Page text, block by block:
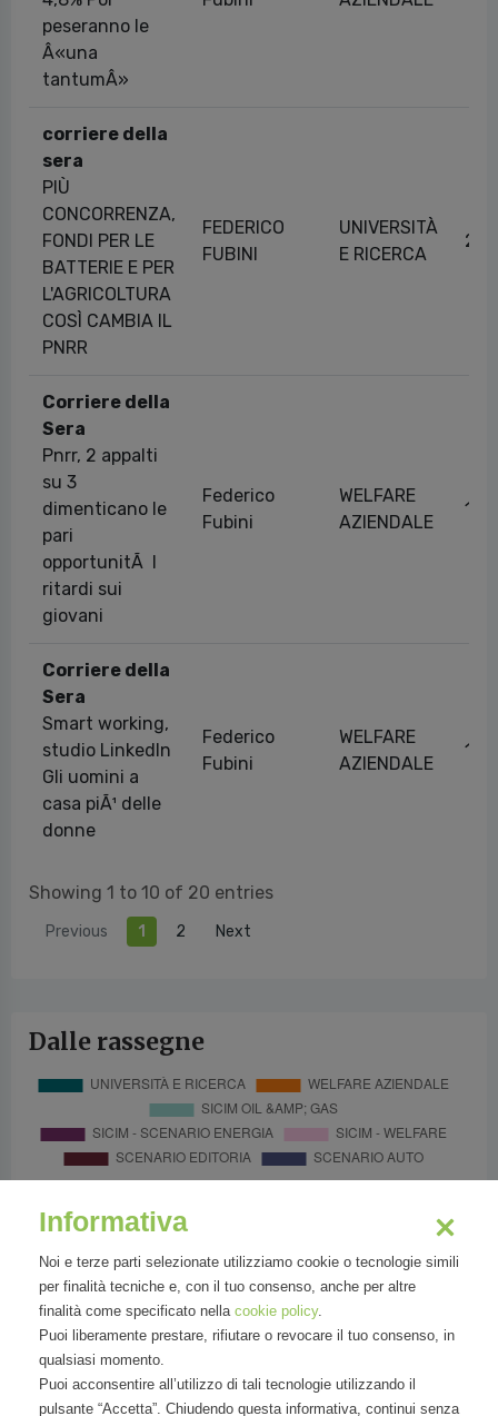
peseranno le
Â«una
tantumÂ»
corriere della
sera
PIÙ
CONCORRENZA,
FONDI PER LE
BATTERIE E PER
L'AGRICOLTURA
COSÌ CAMBIA IL
PNRR
FEDERICO
FUBINI
UNIVERSITÀ
E RICERCA
25/
Corriere della
Sera
Pnrr, 2 appalti
su 3
dimenticano le
pari
opportunitÃ I
ritardi sui
giovani
Federico
Fubini
WELFARE
AZIENDALE
16/
Corriere della
Sera
Smart working,
studio LinkedIn
Gli uomini a
casa piÃ¹ delle
donne
Federico
Fubini
WELFARE
AZIENDALE
17/
Showing 1 to 10 of 20 entries
Previous 1 2 Next
Dalle rassegne
Informativa
Noi e terze parti selezionate utilizziamo cookie o tecnologie simili
per finalità tecniche e, con il tuo consenso, anche per altre
finalità come specificato nella cookie policy.
Puoi liberamente prestare, rifiutare o revocare il tuo consenso, in
qualsiasi momento.
Puoi acconsentire all’utilizzo di tali tecnologie utilizzando il
pulsante “Accetta”. Chiudendo questa informativa, continui senza